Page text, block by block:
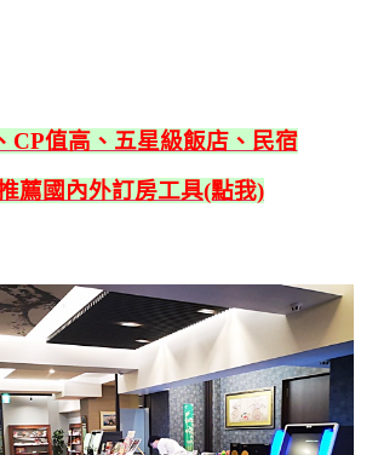
CP值高、五星級飯店、民宿
薦國內外訂房工具(點我)